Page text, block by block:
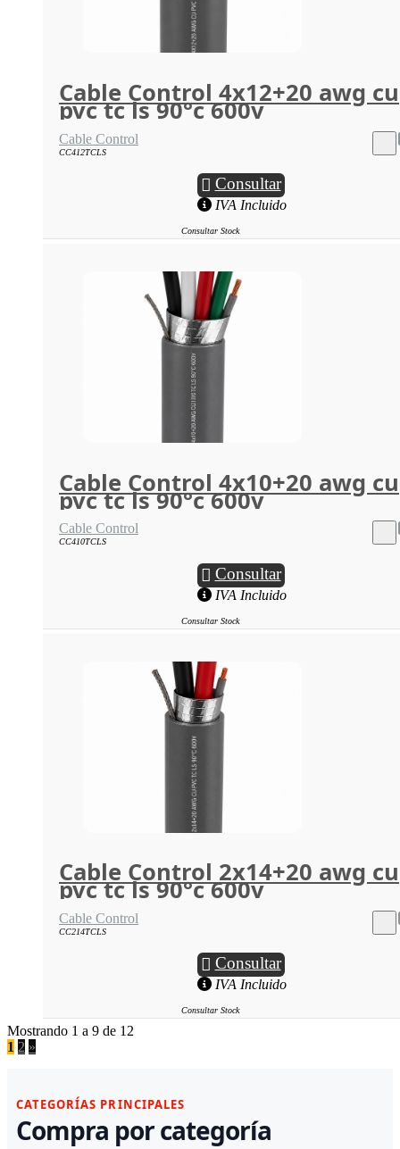
Cable Control 4x12+20 awg cu
pvc tc ls 90°c 600v
Cable Control
CC412TCLS
Consultar
IVA Incluido
Consultar Stock
Cable Control 4x10+20 awg cu
pvc tc ls 90°c 600v
Cable Control
CC410TCLS
Consultar
IVA Incluido
Consultar Stock
Cable Control 2x14+20 awg cu
pvc tc ls 90°c 600v
Cable Control
CC214TCLS
Consultar
IVA Incluido
Consultar Stock
Mostrando 1 a 9 de 12
1 2 »
CATEGORÍAS PRINCIPALES
Compra por categoría